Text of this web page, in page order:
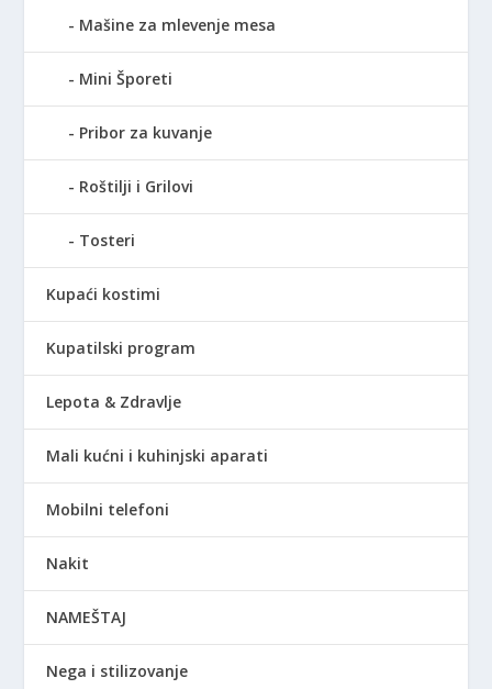
Mašine za mlevenje mesa
Mini Šporeti
Pribor za kuvanje
Roštilji i Grilovi
Tosteri
Kupaći kostimi
Kupatilski program
Lepota & Zdravlje
Mali kućni i kuhinjski aparati
Mobilni telefoni
Nakit
NAMEŠTAJ
Nega i stilizovanje